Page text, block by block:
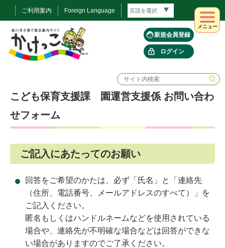
ご利用案内 Foreign Language
新規会員登録
ログイン
メニュー
こども保育支援課 園運営支援係 お問い合わ
せフォーム
ご記入にあたってのお願い
回答をご希望のかたは、必ず「氏名」と「連絡先
（住所、電話番号、メールアドレスのすべて）」を
ご記入ください。
匿名もしくはハンドルネームなどを使用されている
場合や、連絡先が不明確な場合などは回答ができな
い場合がありますのでご了承ください。